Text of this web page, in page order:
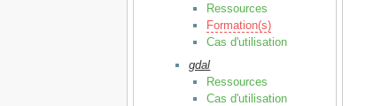
Ressources
Formation(s)
Cas d'utilisation
gdal
Ressources
Cas d'utilisation